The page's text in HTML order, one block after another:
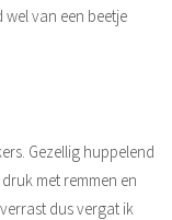
van een beetje
Gezellig huppelend
met remmen en
dus vergat ik